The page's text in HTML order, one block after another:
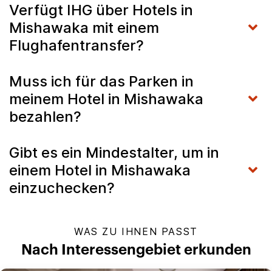
Verfügt IHG über Hotels in
Mishawaka mit einem
Flughafentransfer?
Muss ich für das Parken in
meinem Hotel in Mishawaka
bezahlen?
Gibt es ein Mindestalter, um in
einem Hotel in Mishawaka
einzuchecken?
WAS ZU IHNEN PASST
Nach Interessengebiet erkunden